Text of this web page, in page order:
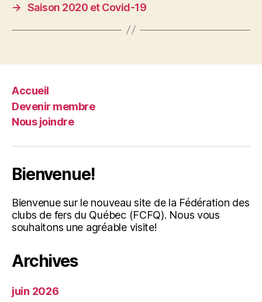
→ Saison 2020 et Covid-19
Accueil
Devenir membre
Nous joindre
Bienvenue!
Bienvenue sur le nouveau site de la Fédération des
clubs de fers du Québec (FCFQ). Nous vous
souhaitons une agréable visite!
Archives
juin 2026